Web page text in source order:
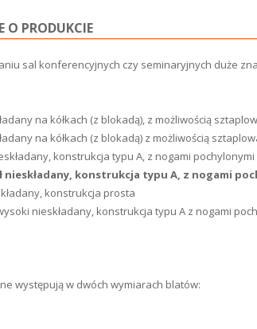
O PRODUKCIE
sal konferencyjnych czy seminaryjnych duże
na kółkach (z blokadą), z możliwością
na kółkach (z blokadą) z możliwością
konstrukcja typu A, z nogami
nieskładany, konstrukcja typu A, z nogami
konstrukcja prosta
wysoki nieskładany, konstrukcja typu A z nogami
występują w dwóch wymiarach blatów: